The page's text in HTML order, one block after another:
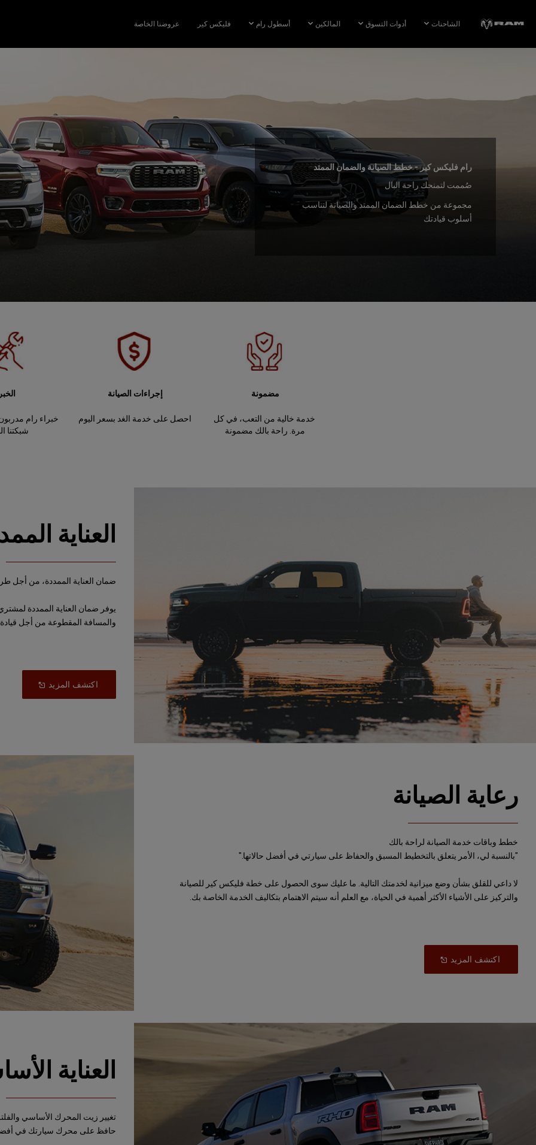
Main
الشاحنات أدوات التسوق المالكين أسطول رام فليكس كير عروضنا الخاصة
رام فليكس كير - خطط الصيانة والضمان الممتد
صُممت لتمنحك راحة البال
مجموعة من خطط الضمان الممتد والصيانة لتناسب
أسلوب قيادتك
مضمونة
خدمة خالية من التعب، في كل
مرة. راحة بالك مضمونة
إجراءات الصيانة
احصل على خدمة الغد بسعر اليوم
خبراء رام مدربون
شبكتنا
العناية
ضمان العناية الممددة، من أجل
يوفر ضمان العناية الممددة
والمسافة المقطوعة من أجل
اكتشف المزيد Open
رعاية الصيانة
خطط وباقات خدمة الصيانة لراحة بالك
"بالنسبة لي، الأمر يتعلق بالتخطيط المسبق والحفاظ على سيارتي في أفضل حالاتها."
لا داعي للقلق بشأن وضع ميزانية لخدمتك التالية. ما عليك سوى الحصول على خطة فليكس كير للصيانة
والتركيز على الأشياء الأكثر أهمية في الحياة، مع العلم أنه سيتم الاهتمام بتكاليف الخدمة الخاصة بك.
اكتشف المزيد Open
العناية
تغيير زيت المحرك الأساسي
حافظ على محرك سيارتك في أفضل